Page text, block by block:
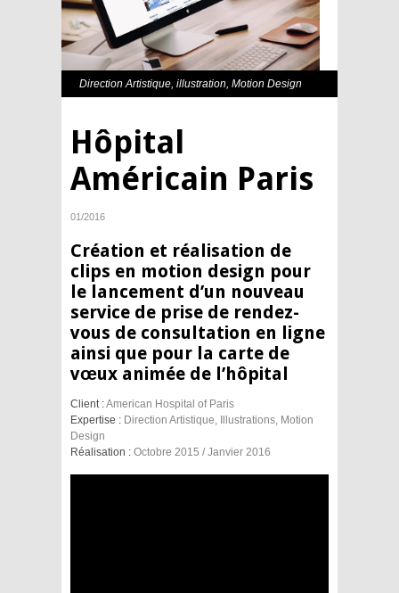
Direction Artistique, illustration, Motion Design
Hôpital
Américain Paris
01/2016
Création et réalisation de
clips en motion design pour
le lancement d’un nouveau
service de prise de rendez-
vous de consultation en ligne
ainsi que pour la carte de
vœux animée de l’hôpital
Client :American Hospital of Paris
Expertise : Direction Artistique, Illustrations, Motion
Design
Réalisation : Octobre 2015 / Janvier 2016